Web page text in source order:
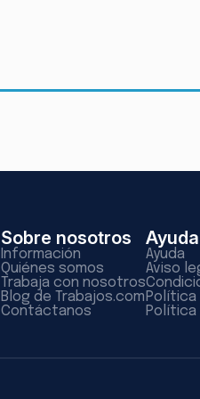
Sobre nosotros
Información
Quiénes somos
Trabaja con nosotros
Blog de Trabajos.com
Contáctanos
Ayuda
Ayuda
Aviso
Política